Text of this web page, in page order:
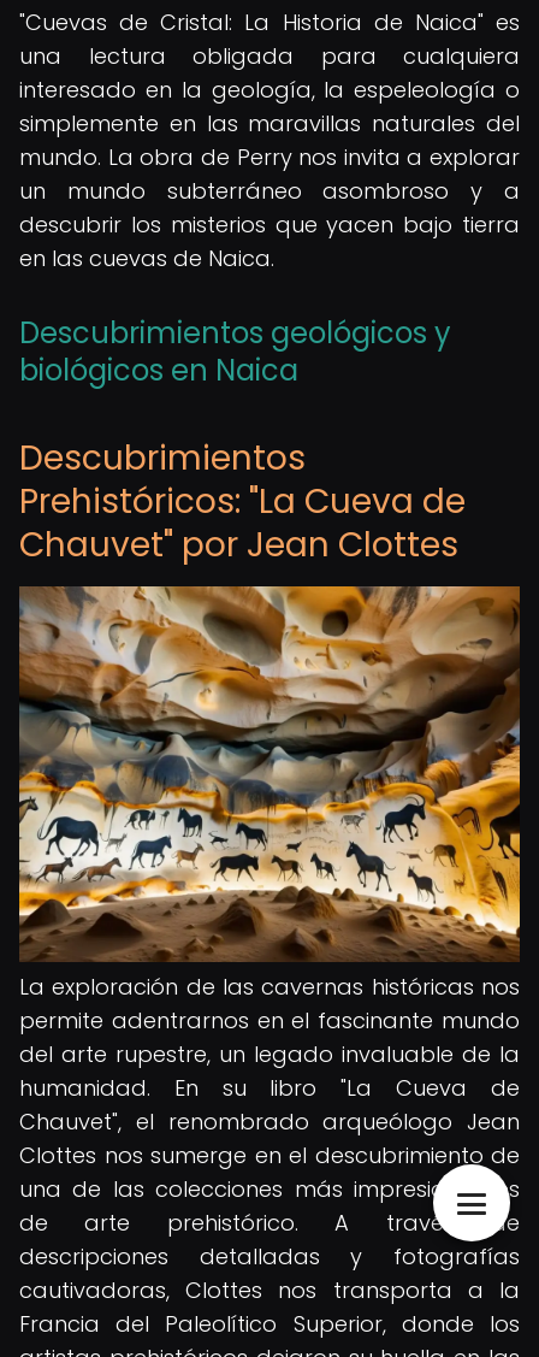
"Cuevas de Cristal: La Historia de Naica" es
una lectura obligada para cualquiera
interesado en la geología, la espeleología o
simplemente en las maravillas naturales del
mundo. La obra de Perry nos invita a explorar
un mundo subterráneo asombroso y a
descubrir los misterios que yacen bajo tierra
en las cuevas de Naica.
Descubrimientos geológicos y
biológicos en Naica
Descubrimientos
Prehistóricos: "La Cueva de
Chauvet" por Jean Clottes
La exploración de las cavernas históricas nos
permite adentrarnos en el fascinante mundo
del arte rupestre, un legado invaluable de la
humanidad. En su libro "La Cueva de
Chauvet", el renombrado arqueólogo Jean
Clottes nos sumerge en el descubrimiento de
una de las colecciones más impresionantes
de arte prehistórico. A través de
descripciones detalladas y fotografías
cautivadoras, Clottes nos transporta a la
Francia del Paleolítico Superior, donde los